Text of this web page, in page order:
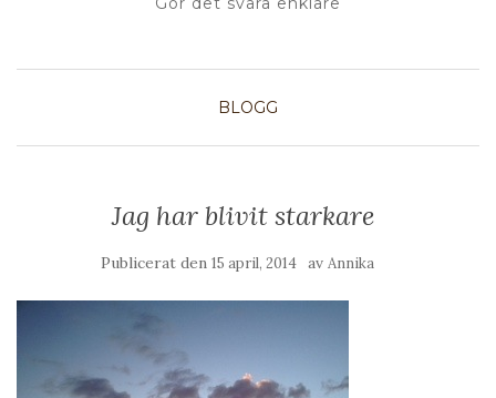
BLOGG
Jag har blivit starkare
Publicerat den 15 april, 2014 av Annika